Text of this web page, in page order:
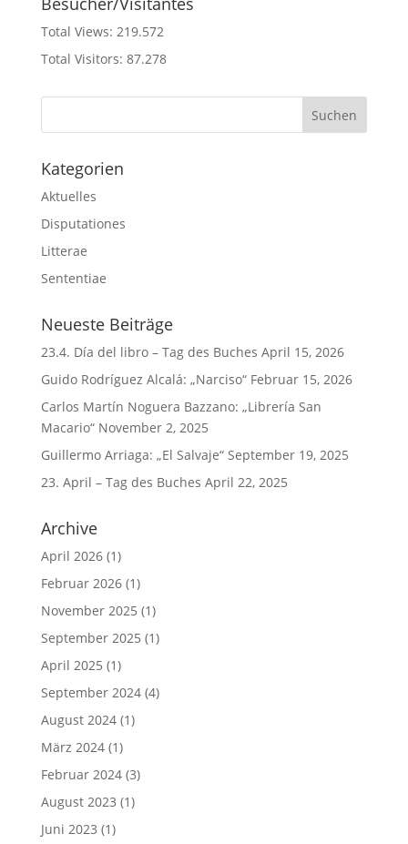
Total Views: 219.572
Total Visitors: 87.278
Kategorien
Aktuelles
Disputationes
Litterae
Sententiae
Neueste Beiträge
23.4. Día del libro – Tag des Buches April 15, 2026
Guido Rodríguez Alcalá: „Narciso“ Februar 15, 2026
Carlos Martín Noguera Bazzano: „Librería San
Macario“ November 2, 2025
Guillermo Arriaga: „El Salvaje“ September 19, 2025
23. April – Tag des Buches April 22, 2025
Archive
April 2026(1)
Februar 2026(1)
November 2025 (1)
September 2025 (1)
April 2025 (1)
September 2024(4)
August 2024(1)
März 2024(1)
Februar 2024(3)
August 2023 (1)
Juni 2023 (1)